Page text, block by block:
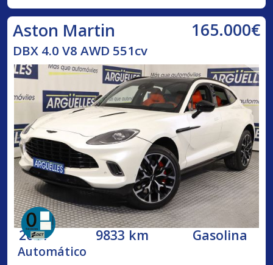
Aston Martin 165.000€
DBX 4.0 V8 AWD 551cv
2021 9833 km Gasolina
Automático